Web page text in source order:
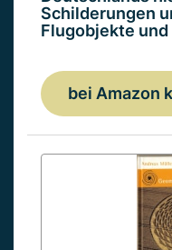
Schilderungen
Flugobjekte
bei Amazon